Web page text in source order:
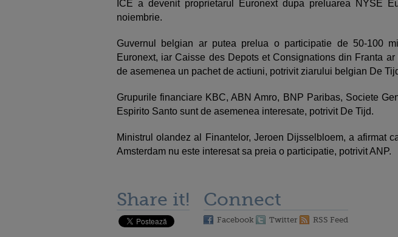
ICE a devenit proprietarul Euronext dupa preluarea NYSE
noiembrie.
Guvernul belgian ar putea prelua o participatie de 50-100
Euronext, iar Caisse des Depots et Consignations din Franta ar
de asemenea un pachet de actiuni, potrivit ziarului belgian De
Grupurile financiare KBC, ABN Amro, BNP Paribas, Societe
Espirito Santo sunt de asemenea interesate, potrivit De Tijd.
Ministrul olandez al Finantelor, Jeroen Dijsselbloem, a afirmat
Amsterdam nu este interesat sa preia o participatie, potrivit ANP.
Share it! Connect
Facebook Twitter RSS Feed